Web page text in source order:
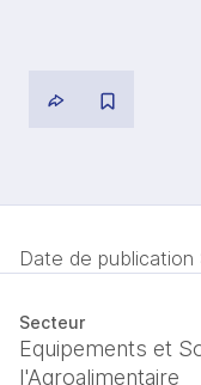
Date de publication :
Secteur
Equipements et
l'Agroalimentaire